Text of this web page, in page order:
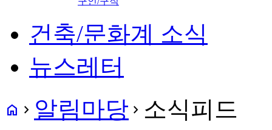
건축/문화계 소식
뉴스레터
home navigate_next 알림마당 navigate_next 소식피드